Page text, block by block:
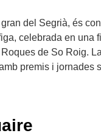
del Segrià, és
celebrada en una
de So Roig.
premis i jornades